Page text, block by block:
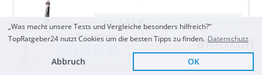
Zum Top Angebot
KOSTENLOSE LIEFERUNG
ca. 141 €
kostenlose Lieferung
HUDORA Scooter Up 200
„Was macht unsere Tests und Vergleiche besonders hilfreich?“
TopRatgeber24 nutzt Cookies um die besten Tipps zu finden. Datenschutz
Abbruch OK